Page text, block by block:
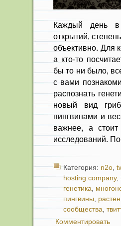
Каждый день в
открытий,
объективно. Для
а кто-то
бы то ни было,
с вами
распознать
новый вид
пингвинами и
важнее, а стоит
исследований.
Категория: n2o,
hosting.company,
генетика,
пингвины,
сообщества,
Комментировать